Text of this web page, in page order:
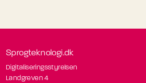
Sprogteknologi.dk
Digitaliseringsstyrelsen
Landgreven 4